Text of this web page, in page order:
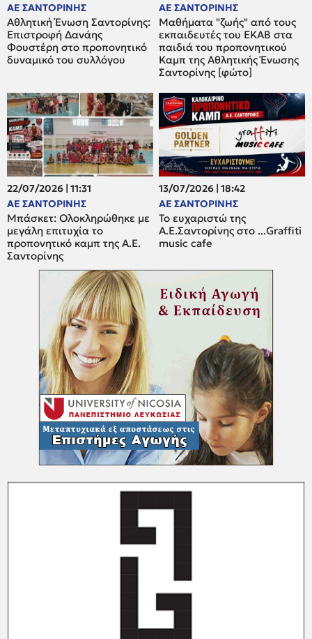
ΑΕ ΣΑΝΤΟΡΙΝΗΣ
Αθλητική Ένωση Σαντορίνης:
Επιστροφή Δανάης
Φουστέρη στο προπονητικό
δυναμικό του συλλόγου
ΑΕ ΣΑΝΤΟΡΙΝΗΣ
Μαθήματα "ζωής" από τους
εκπαιδευτές του ΕΚΑΒ στα
παιδιά του προπονητικού
Καμπ της Αθλητικής Ένωσης
Σαντορίνης [φώτο]
22/07/2026 | 11:31
ΑΕ ΣΑΝΤΟΡΙΝΗΣ
Μπάσκετ: Oλοκληρώθηκε με
μεγάλη επιτυχία το
προπονητικό καμπ της Α.Ε.
Σαντορίνης
13/07/2026 | 18:42
ΑΕ ΣΑΝΤΟΡΙΝΗΣ
Το ευχαριστώ της
Α.Ε.Σαντορίνης στο ...Graffiti
music cafe